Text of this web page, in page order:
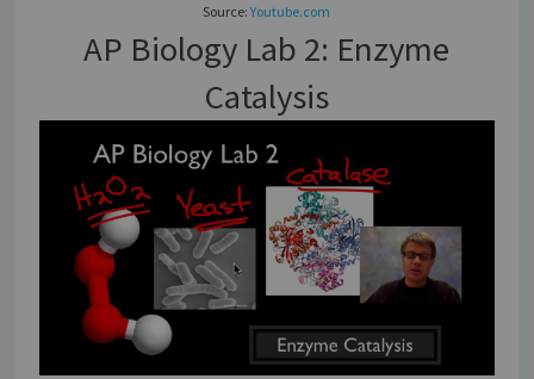
Source:Youtube.com
AP Biology Lab 2: Enzyme
Catalysis